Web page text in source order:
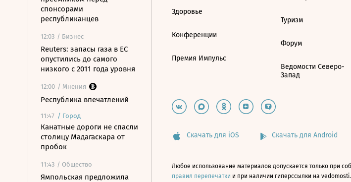
спонсорами
республиканцев
12:03 / Бизнес
Reuters: запасы газа в ЕС
опустились до самого
низкого с 2011 года уровня
12:00 / Мнения
Республика впечатлений
11:47 / Город
Канатные дороги не спасли
столицу Мадагаскара от
пробок
11:43 / Общество
Ямпольская предложила
Здоровье
Конференции
Премия Импульс
Туризм
Форум
Ведомости Северо-
Запад
Скачать для iOS Скачать для Android
Любое использование материалов допускается только при
правил перепечатки и при наличии гиперссылки на